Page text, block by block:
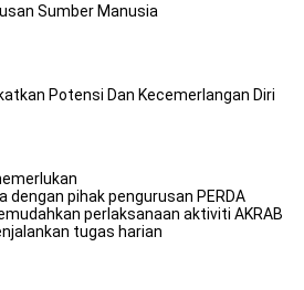
Sumber Manusia
Potensi Dan Kecemerlangan Diri
pihak pengurusan PERDA
perlaksanaan aktiviti AKRAB
tugas harian